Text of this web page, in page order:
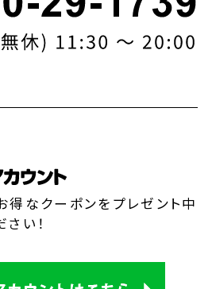
得なクーポンをプレゼント中
い！